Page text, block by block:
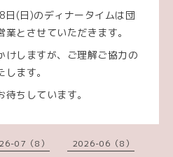
(日)のディナータイムは団
とさせていただきます。
けしますが、ご理解ご協力の
ます。
ちしています。
07（8） 2026-06（8）